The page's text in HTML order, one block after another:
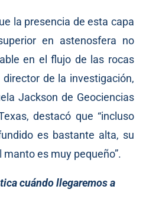
la presencia de esta capa
en astenosfera no
en el flujo de las rocas
de la investigación,
Jackson de Geociencias
destacó que “incluso
es bastante alta, su
es muy pequeño”.
cuándo llegaremos a